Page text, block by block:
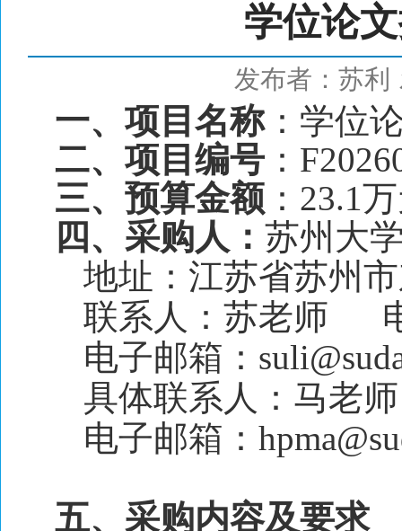
学位论
发布者：苏利
一、项目名称：学位
二、项目编号 ：
三、预算金额 ：23.1
四、采购人： 苏州大
地址：江苏省苏州
联系人：苏老师 电
电子邮箱：
具体联系人：马老
电子邮箱：
五、采购内容及要求